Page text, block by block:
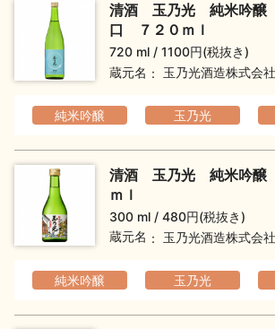
清酒 玉乃光 純米吟
口 ７２０ｍｌ
720 ml
1100円(税抜き)
蔵元名
玉乃光酒造株式会社
純米吟醸 玉乃光
清酒 玉乃光 純米吟醸
ｍｌ
300 ml
480円(税抜き)
蔵元名
玉乃光酒造株式会社
純米吟醸 玉乃光